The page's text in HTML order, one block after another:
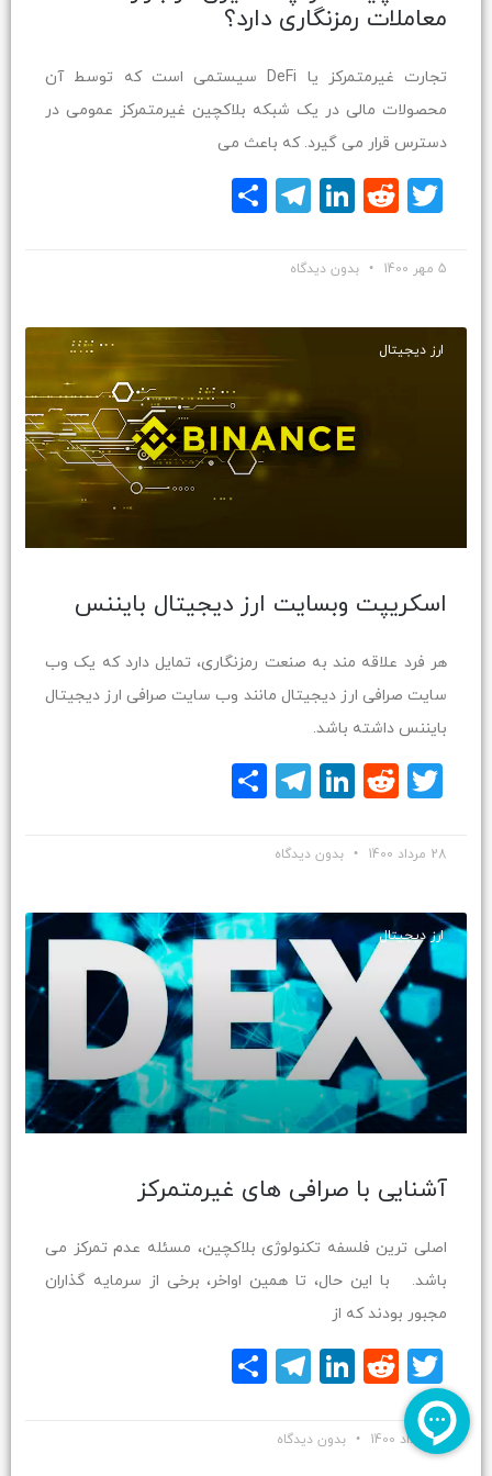
معاملات رمزنگاری دارد؟
تجارت غیرمتمرکز یا DeFi سیستمی است که توسط آن
محصولات مالی در یک شبکه بلاکچین غیرمتمرکز عمومی در
دسترس قرار می گیرد. که باعث می
Twitter
Reddit
LinkedIn
Telegram
5 مهر 1400 بدون دیدگاه
ارز دیجیتال
اسکریپت وبسایت ارز دیجیتال بایننس
هر فرد علاقه مند به صنعت رمزنگاری، تمایل دارد که یک وب
سایت صرافی ارز دیجیتال مانند وب سایت صرافی ارز دیجیتال
بایننس داشته باشد.
Twitter
Reddit
LinkedIn
Telegram
28 مرداد 1400 بدون دیدگاه
ارز دیجیتال
آشنایی با صرافی های غیرمتمرکز
اصلی ترین فلسفه تکنولوژی بلاکچین، مسئله عدم تمرکز می
باشد. با این حال، تا همین اواخر، برخی از سرمایه گذاران
مجبور بودند که از
Twitter
Reddit
LinkedIn
Telegram
20 مرداد 1400 بدون دیدگاه